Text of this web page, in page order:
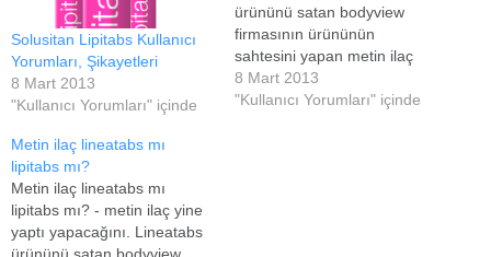
Solusitan Lipitabs Kullanıcı
Yorumları, Şikayetleri
8 Mart 2013
"Kullanıcı Yorumları" içinde
ürününü satan bodyview
firmasının ürününün
sahtesini yapan metin ilaç
ürünün isminide lineatabsa
benzemesi için lipitabs
8 Mart 2013
"Kullanıcı Yorumları" içinde
Metin ilaç lineatabs mı
lipitabs mı?
Metin ilaç lineatabs mı
lipitabs mı? - metin ilaç yine
yaptı yapacağını. Lineatabs